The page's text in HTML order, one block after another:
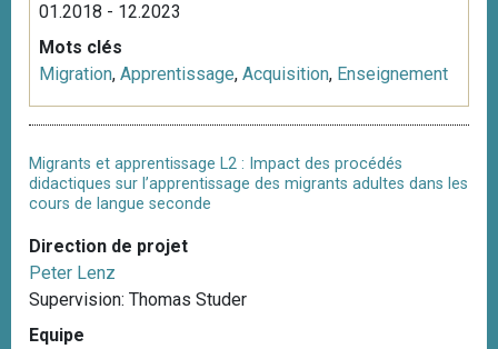
01.2018 - 12.2023
Mots clés
Migration, Apprentissage, Acquisition, Enseignement
Migrants et apprentissage L2 : Impact des procédés
didactiques sur l’apprentissage des migrants adultes dans les
cours de langue seconde
Direction de projet
Peter Lenz
Supervision: Thomas Studer
Equipe